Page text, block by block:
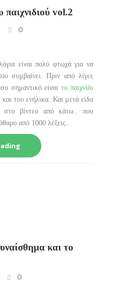
vol.2
0
είναι πολύ φτωχά για να
συμβαίνει. Πριν από λίγες
σημαντικό είναι το παιχνίδι
του ενήλικα. Και μετά είδα
στο βίντεο από κάτω.. που
από 1000 λέξεις..
και το
0